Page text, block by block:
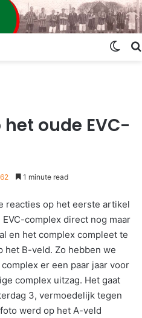
oude EVC-
1 minute read
reacties op het eerste artikel
complex direct nog maar
en het complex compleet te
het B-veld. Zo hebben we
er een paar jaar voor
complex uitzag. Het gaat
3, vermoedelijk tegen
werd op het A-veld